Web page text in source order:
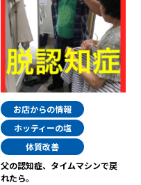
お店からの情報
ホッティーの塩
体質改善
父の認知症、タイムマシンで戻
れたら。